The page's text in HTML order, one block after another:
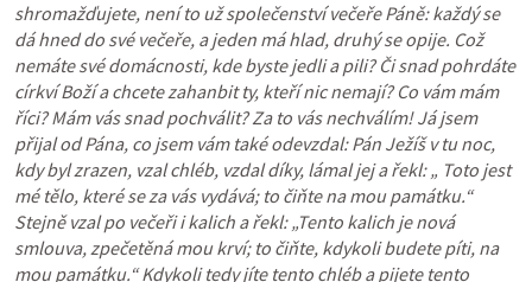
shromažďujete, není to už společenství večeře Páně: každý se
dá hned do své večeře, a jeden má hlad, druhý se opije. Což
nemáte své domácnosti, kde byste jedli a pili? Či snad pohrdáte
církví Boží a chcete zahanbit ty, kteří nic nemají? Co vám mám
říci? Mám vás snad pochválit? Za to vás nechválím! Já jsem
přijal od Pána, co jsem vám také odevzdal: Pán Ježíš v tu noc,
kdy byl zrazen, vzal chléb, vzdal díky, lámal jej a řekl: „ Toto jest
mé tělo, které se za vás vydává; to čiňte na mou památku.“
Stejně vzal po večeři i kalich a řekl: „Tento kalich je nová
smlouva, zpečetěná mou krví; to čiňte, kdykoli budete píti, na
mou památku.“ Kdykoli tedy jíte tento chléb a pijete tento